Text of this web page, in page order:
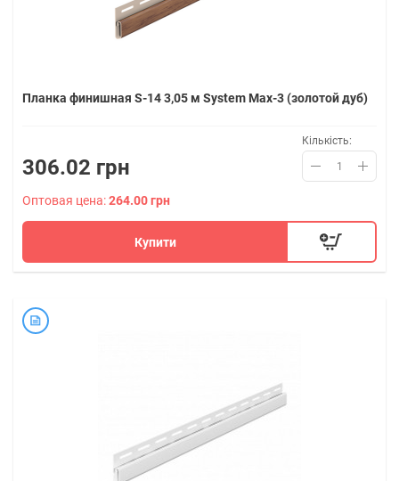
Планка финишная S-14 3,05 м System Max-3 (золотой дуб)
306.02 грн
Кількість:
Оптовая цена:264.00 грн
Купити